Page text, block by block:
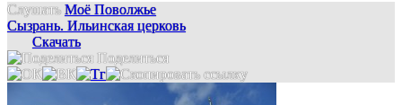
Слушать Моё Поволжье
Сызрань. Ильинская церковь
Скачать
Поделиться